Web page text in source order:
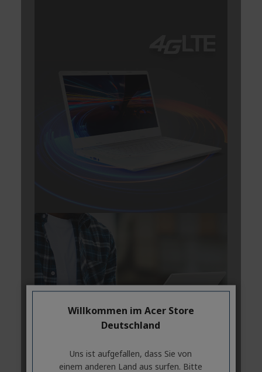
Willkommen im Acer Store
Deutschland
Uns ist aufgefallen, dass Sie von
einem anderen Land aus surfen. Bitte